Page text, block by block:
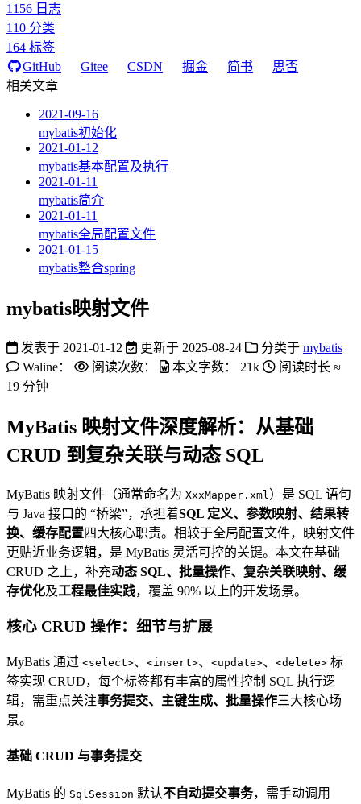
1156 日志
110 分类
164 标签
GitHub
Gitee CSDN 掘金 简书
思否
相关文章
2021-09-16
mybatis初始化
2021-01-12
mybatis基本配置及执行
2021-01-11
mybatis简介
2021-01-11
mybatis全局配置文件
2021-01-15
mybatis整合spring
mybatis映射文件
发表于 2021-01-12 更新于 2025-08-24 分类于 mybatis
Waline：
阅读次数： 本文字数： 21k
阅读时长 ≈
19 分钟
MyBatis 映射文件深度解析：从基础
CRUD 到复杂关联与动态 SQL
MyBatis 映射文件（通常命名为 XxxMapper.xml ）是 SQL 语句
与 Java 接口的 “桥梁”，承担着SQL 定义、参数映射、结果转
换、缓存配置四大核心职责。相较于全局配置文件，映射文件
更贴近业务逻辑，是 MyBatis 灵活可控的关键。本文在基础
CRUD 之上，补充动态 SQL、批量操作、复杂关联映射、缓
存优化及工程最佳实践，覆盖 90% 以上的开发场景。
核心 CRUD 操作：细节与扩展
MyBatis 通过 <select>、 <insert>、 <update>、 <delete> 标
签实现 CRUD，每个标签都有丰富的属性控制 SQL 执行逻
辑，需重点关注事务提交、主键生成、批量操作三大核心场
景。
基础 CRUD 与事务提交
MyBatis 的 SqlSession 默认不自动提交事务，需手动调用